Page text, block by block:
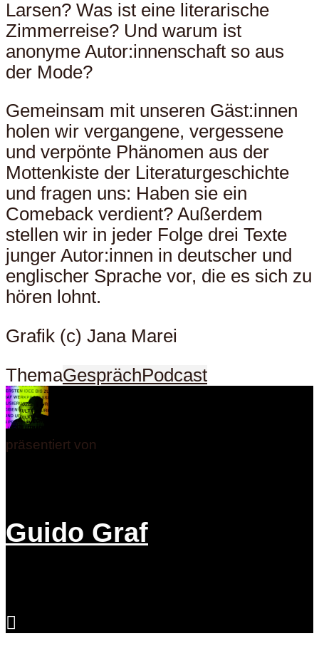
Larsen? Was ist eine literarische
Zimmerreise? Und warum ist
anonyme Autor:innenschaft so aus
der Mode?
Gemeinsam mit unseren Gäst:innen
holen wir vergangene, vergessene
und verpönte Phänomen aus der
Mottenkiste der Literaturgeschichte
und fragen uns: Haben sie ein
Comeback verdient? Außerdem
stellen wir in jeder Folge drei Texte
junger Autor:innen in deutscher und
englischer Sprache vor, die es sich zu
hören lohnt.
Grafik (c) Jana Marei
ThemaGesprächPodcast
präsentiert von
Guido Graf